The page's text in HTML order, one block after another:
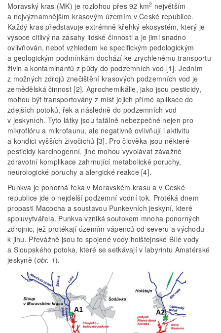
Moravský kras (MK) je rozlohou přes 92 km2 největším
a nejvýznamnějším krasovým územím v České republice.
Každý kras představuje extrémně křehký ekosystém, který je
vysoce citlivý na zásahy lidské činnosti a je jimi snadno
ovlivňován, neboť vzhledem ke specifickým pedologickým
a geologickým podmínkám dochází ke zrychlenému transportu
živin a kontaminantů z půdy do podzemních vod [1]. Jedním
z možných zdrojů znečištění krasových podzemních vod je
zemědělská činnost [2]. Agrochemikálie, jako jsou pesticidy,
mohou být transportovány z míst jejich přímé aplikace do
zdejších potoků, řek a následně do podzemních vod
v jeskyních. Tyto látky jsou fatálně nebezpečné nejen pro
mikroflóru a mikrofaunu, ale negativně ovlivňují i aktivitu
a kondici vyšších živočichů [3]. Pro člověka jsou některé
pesticidy karcinogenní, jiné mohou vyvolávat závažné
zdravotní komplikace zahrnující metabolické poruchy,
neurologické poruchy a alergické reakce [4].
Punkva je ponorná řeka v Moravském krasu a v České
republice jde o nejdelší podzemní vodní tok. Protéká dnem
propasti Macocha a soustavou Punkevních jeskyní, které
spoluvytvářela. Punkva vzniká soutokem mnoha ponorných
zdrojnic, jež protékají územím vápenců od severu a východu
k jihu. Převážně jsou to spojené vody holštejnské Bílé vody
a Sloupského potoka, které se setkávají v labyrintu Amatérské
jeskyně (obr. 1).